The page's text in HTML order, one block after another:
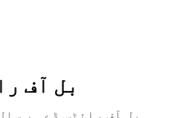
بل آف